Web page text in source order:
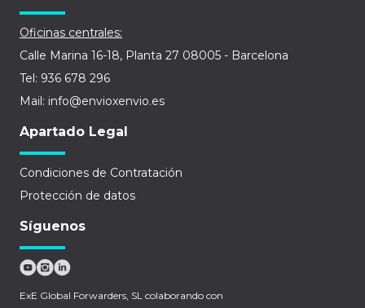
Oficinas centrales:
Calle Marina 16-18, Planta 27 08005 - Barcelona
Tel: 936 678 296
Mail: info@envioxenvio.es
Apartado Legal
Condiciones de Contratación
Protección de datos
Síguenos
ExE Global Forwarders, SL colaborando con